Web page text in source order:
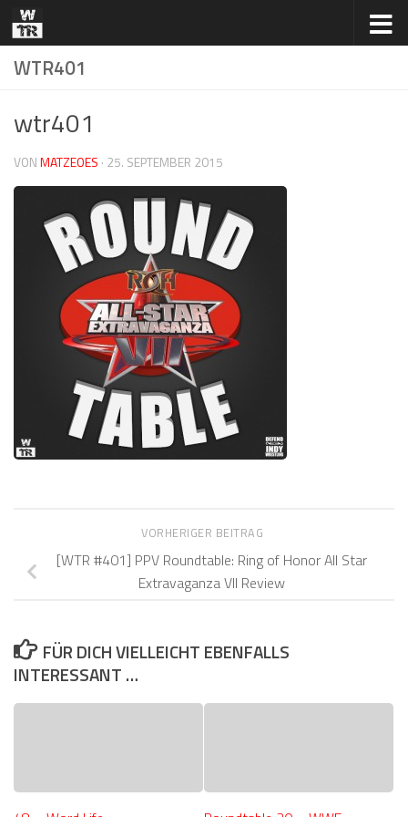
Zum Inhalt springen
WTR401
wtr401
VONMATZEOES · 25. SEPTEMBER 2015
VORHERIGER BEITRAG
[WTR #401] PPV Roundtable: Ring of Honor All Star
Extravaganza VII Review
FÜR DICH VIELLEICHT EBENFALLS
INTERESSANT …